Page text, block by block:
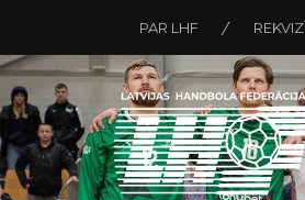
PAR LHF